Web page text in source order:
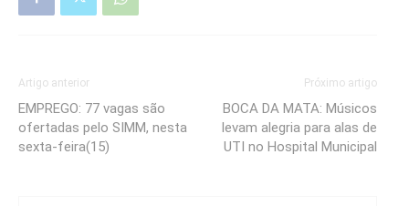
Artigo anterior
EMPREGO: 77 vagas são
ofertadas pelo SIMM, nesta
sexta-feira(15)
Próximo artigo
BOCA DA MATA: Músicos
levam alegria para alas de
UTI no Hospital Municipal